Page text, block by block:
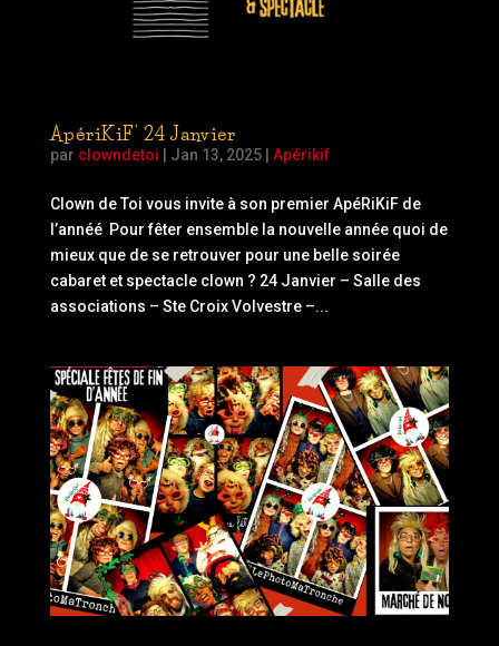
ApériKiF’ 24 Janvier
par clowndetoi Jan 13, 2025| Apérikif
Clown de Toi vous invite à son premier ApéRiKiF de
l’annéé Pour fêter ensemble la nouvelle année quoi de
mieux que de se retrouver pour une belle soirée
cabaret et spectacle clown ? 24 Janvier – Salle des
associations – Ste Croix Volvestre –...